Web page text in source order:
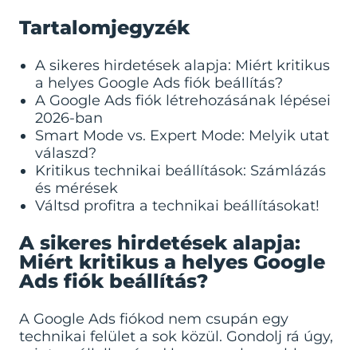
Tartalomjegyzék
A sikeres hirdetések alapja: Miért kritikus
a helyes Google Ads fiók beállítás?
A Google Ads fiók létrehozásának lépései
2026-ban
Smart Mode vs. Expert Mode: Melyik utat
válaszd?
Kritikus technikai beállítások: Számlázás
és mérések
Váltsd profitra a technikai beállításokat!
A sikeres hirdetések alapja:
Miért kritikus a helyes Google
Ads fiók beállítás?
A Google Ads fiókod nem csupán egy
technikai felület a sok közül. Gondolj rá úgy,